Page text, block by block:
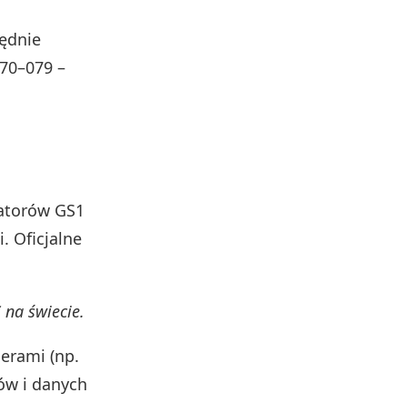
–
GS1
Oficjalne
świecie.
(np.
i danych